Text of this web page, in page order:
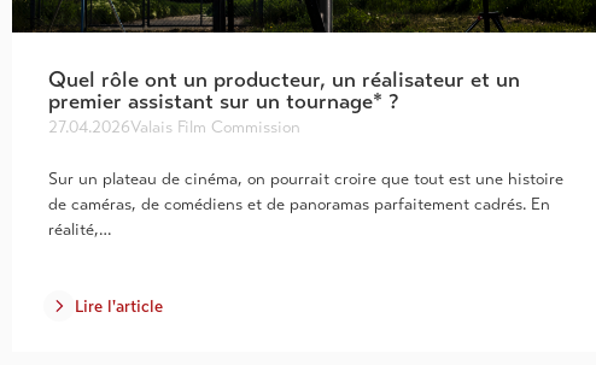
Quel rôle ont un producteur, un réalisateur et un
premier assistant sur un tournage* ?
27.04.2026Valais Film Commission
Sur un plateau de cinéma, on pourrait croire que tout est une histoire
de caméras, de comédiens et de panoramas parfaitement cadrés. En
réalité,…
Lire l'article